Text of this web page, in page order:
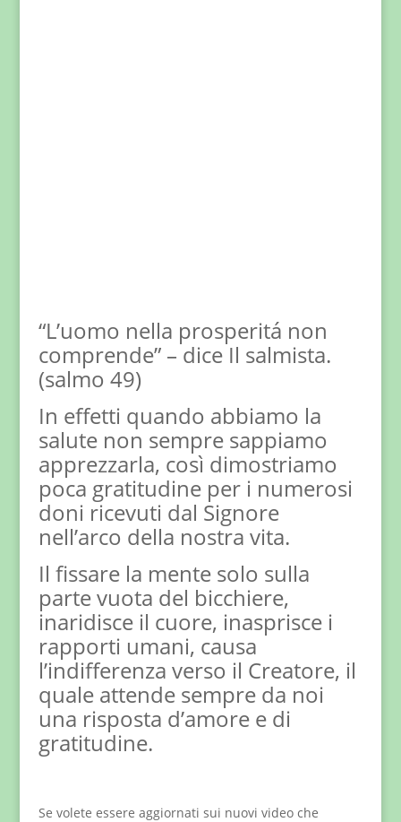
“L’uomo nella prosperitá non
comprende” – dice Il salmista.
(salmo 49)
In effetti quando abbiamo la
salute non sempre sappiamo
apprezzarla, così dimostriamo
poca gratitudine per i numerosi
doni ricevuti dal Signore
nell’arco della nostra vita.
Il fissare la mente solo sulla
parte vuota del bicchiere,
inaridisce il cuore, inasprisce i
rapporti umani, causa
l’indifferenza verso il Creatore, il
quale attende sempre da noi
una risposta d’amore e di
gratitudine.
Se volete essere aggiornati sui nuovi video che